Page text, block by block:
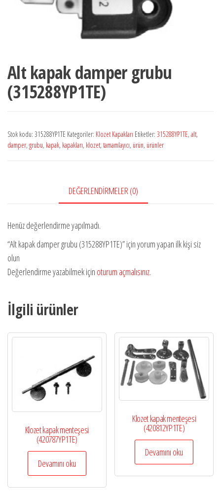
Alt kapak damper grubu
(315288YP1TE)
Stok kodu: 315288YP1TE Kategoriler: Klozet Kapakları Etiketler: 315288YP1TE, alt,
damper, grubu, kapak, kapakları, klozet, tamamlayıcı, ürün, ürünler
DEĞERLENDIRMELER (0)
Henüz değerlendirme yapılmadı.
“Alt kapak damper grubu (315288YP1TE)” için yorum yapan ilk kişi siz
olun
Değerlendirme yazabilmek için oturum açmalısınız.
İlgili ürünler
Klozet kapak menteşesi
(420787YP1TE)
Devamını oku
Klozet kapak menteşesi
(420812YP1TE)
Devamını oku